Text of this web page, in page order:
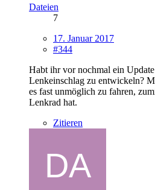
Dateien
7
17. Januar 2017
#344
Habt ihr vor nochmal ein
Lenkeinschlag zu entwickeln?
es fast unmöglich zu fahren,
Lenkrad hat.
Zitieren